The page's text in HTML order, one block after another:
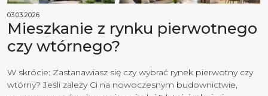
03.03.2026
Mieszkanie z rynku pierwotnego
czy wtórnego?
W skrócie: Zastanawiasz się czy wybrać rynek pierwotny czy
wtórny? Jeśli zależy Ci na nowoczesnym budownictwie,